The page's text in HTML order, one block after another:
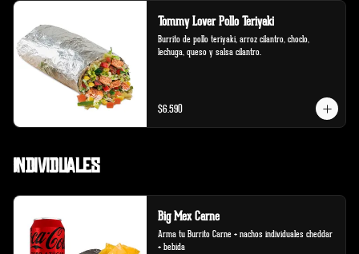
Tommy Lover Pollo Teriyaki
Burrito de pollo teriyaki, arroz cilantro, choclo,
lechuga, queso y salsa cilantro.
$6.590
Individuales
Big Mex Carne
Arma tu Burrito Carne + nachos individuales cheddar
+ bebida